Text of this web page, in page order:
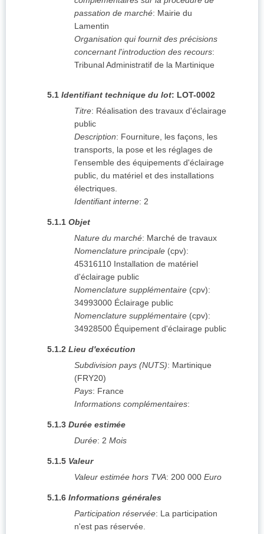
passation de marché: Mairie du
Lamentin
Organisation qui fournit des précisions
concernant l'introduction des recours:
Tribunal Administratif de la Martinique
5.1 Identifiant technique du lot: LOT-0002
Titre: Réalisation des travaux d'éclairage
public
Description: Fourniture, les façons, les
transports, la pose et les réglages de
l'ensemble des équipements d'éclairage
public, du matériel et des installations
électriques.
Identifiant interne: 2
5.1.1 Objet
Nature du marché: Marché de travaux
Nomenclature principale (cpv):
45316110 Installation de matériel
d'éclairage public
Nomenclature supplémentaire (cpv):
34993000 Éclairage public
Nomenclature supplémentaire (cpv):
34928500 Équipement d'éclairage public
5.1.2 Lieu d'exécution
Subdivision pays (NUTS): Martinique
(FRY20)
Pays: France
Informations complémentaires:
5.1.3 Durée estimée
Durée: 2 Mois
5.1.5 Valeur
Valeur estimée hors TVA: 200 000 Euro
5.1.6 Informations générales
Participation réservée: La participation
n'est pas réservée.